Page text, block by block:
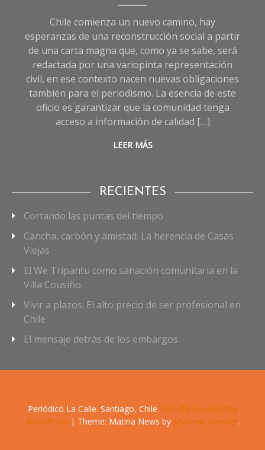
Chile comienza un nuevo camino, hay
esperanzas de una reconstrucción social a partir
de una carta magna que, como ya se sabe, será
redactada por una variopinta representación
civil, en ese contexto nacen nuevas obligaciones
también para el periodismo. La esencia de este
oficio es garantizar que la comunidad tenga
acceso a información de calidad […]
LEER MÁS
RECIENTES
Cortando las puntas del tiempo
Cancha, carbón y amistad: La herencia de Casas
Viejas
El We Tripantu como sanación comunitaria en la
Villa Cousiño
Vivir a plazos: El alto precio de ser profesional en
Chile
El mensaje detrás de los embargos
Periódico La Calle. Santiago, Chile. Proudly powered by
WordPress | Theme: Matina News by Mystery Themes.